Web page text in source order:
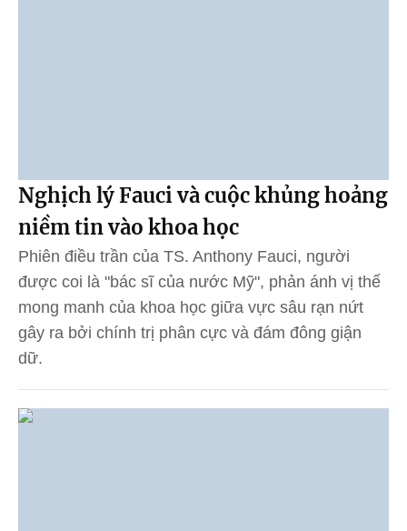
Nghịch lý Fauci và cuộc khủng hoảng
niềm tin vào khoa học
Phiên điều trần của TS. Anthony Fauci, người
được coi là "bác sĩ của nước Mỹ", phản ánh vị thế
mong manh của khoa học giữa vực sâu rạn nứt
gây ra bởi chính trị phân cực và đám đông giận
dữ.